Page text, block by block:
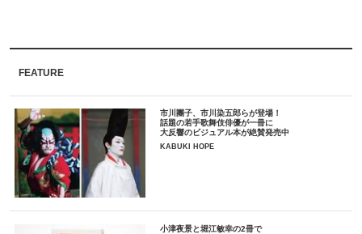
FEATURE
市川團子、市川染五郎らが登場！
話題の若手歌舞伎俳優が一冊に
大反響のビジュアル本が絶賛発売中
KABUKI HOPE
小津夜景と堀江敏幸の2冊で